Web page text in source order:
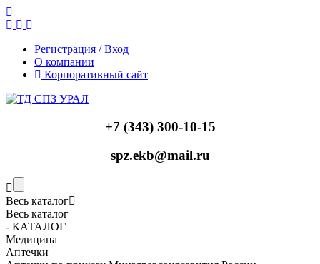
Регистрация / Вход
О компании
Корпоративный сайт
+7 (343) 300-10-15
spz.ekb@mail.ru
Весь каталог
Весь каталог
- КАТАЛОГ
Медицина
Аптечки